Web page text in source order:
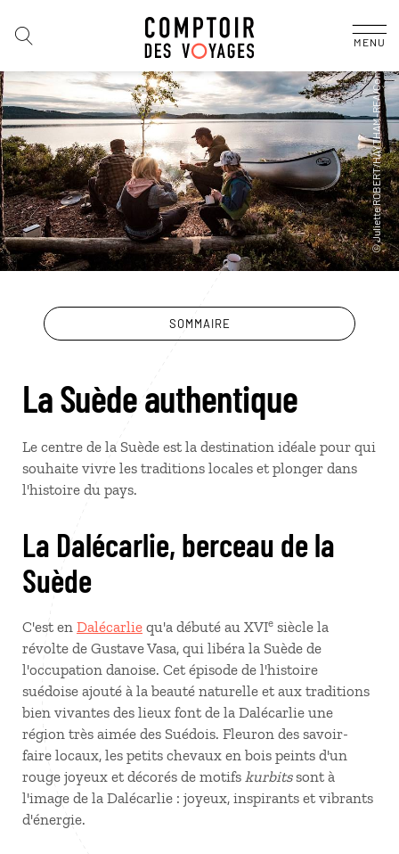
MENU
SOMMAIRE
La Suède authentique
Le centre de la Suède est la destination idéale pour qui
souhaite vivre les traditions locales et plonger dans
l'histoire du pays.
La Dalécarlie, berceau de la
Suède
C'est en Dalécarlie qu'a débuté au XVIe siècle la
révolte de Gustave Vasa, qui libéra la Suède de
l'occupation danoise. Cet épisode de l'histoire
suédoise ajouté à la beauté naturelle et aux traditions
bien vivantes des lieux font de la Dalécarlie une
région très aimée des Suédois. Fleuron des savoir-
faire locaux, les petits chevaux en bois peints d'un
rouge joyeux et décorés de motifs kurbitssont à
l'image de la Dalécarlie : joyeux, inspirants et vibrants
d'énergie.